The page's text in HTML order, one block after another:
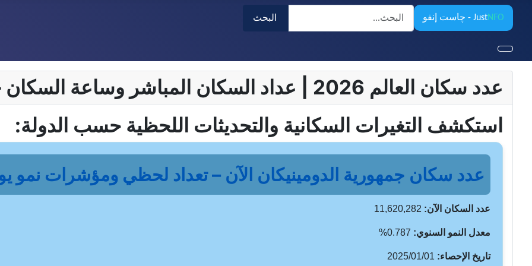
JustNFO - چاست إنفو
البحث
البحث
عدد سكان العالم 2026 | عداد السكان المباشر وساعة السكان – تحديثات لحظية
استكشف التغيرات السكانية والتحديثات اللحظية حسب الدولة:
عدد سكان جمهورية الدومينيكان الآن – تعداد لحظي ومؤشرات نمو يومية
عدد السكان الآن: 11,620,282
معدل النمو السنوي:
تاريخ الإحصاء: